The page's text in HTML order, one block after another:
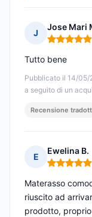
J
Jose Mari
Nota: 5 su 5
Pubblicato il 14/05/
a seguito di un
Tutto bene
Recensione
E
Ewelina B.
Nota: 5 su 5
Materasso
riuscito ad
prodotto,